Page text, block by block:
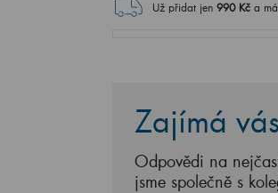
Už přidat jen 990Kč a
Zajímá
Odpovědi na
jsme společně s